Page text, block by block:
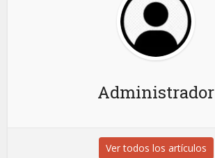
Administrador
Ver todos los artículos